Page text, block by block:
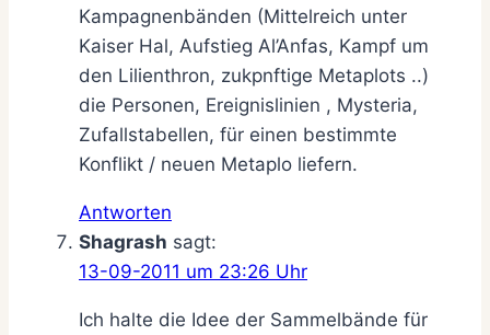
Kampagnenbänden (Mittelreich unter
Kaiser Hal, Aufstieg Al’Anfas, Kampf um
den Lilienthron, zukpnftige Metaplots ..)
die Personen, Ereignislinien , Mysteria,
Zufallstabellen, für einen bestimmte
Konflikt / neuen Metaplo liefern.
Antworten
Shagrash sagt:
13-09-2011 um 23:26 Uhr
Ich halte die Idee der Sammelbände für